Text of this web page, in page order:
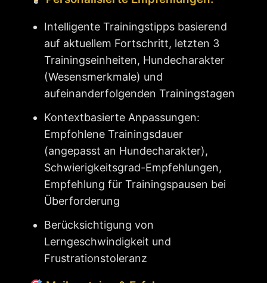
Intelligente Trainingstipps basierend
auf aktuellem Fortschritt, letzten 3
Trainingseinheiten, Hundecharakter
(Wesensmerkmale) und
aufeinanderfolgenden Trainingstagen
Kontextbasierte Anpassungen:
Empfohlene Trainingsdauer
(angepasst an Hundecharakter),
Schwierigkeitsgrad-Empfehlungen,
Empfehlung für Trainingspausen bei
Überforderung
Berücksichtigung von
Lerngeschwindigkeit und
Frustrationstoleranz